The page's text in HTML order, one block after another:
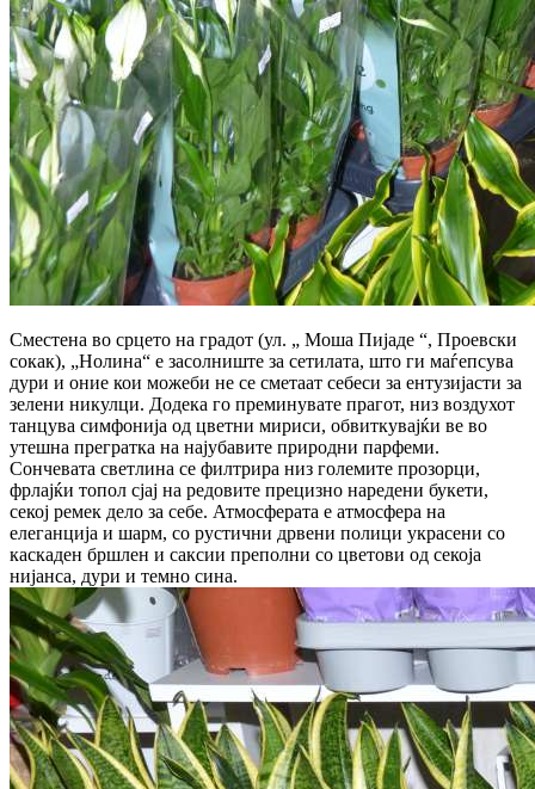
Сместена во срцето на градот (ул. „ Моша Пијаде “, Проевски
сокак), „Нолина“ е засолниште за сетилата, што ги маѓепсува
дури и оние кои можеби не се сметаат себеси за ентузијасти за
зелени никулци. Додека го преминувате прагот, низ воздухот
танцува симфонија од цветни мириси, обвиткувајќи ве во
утешна прегратка на најубавите природни парфеми.
Сончевата светлина се филтрира низ големите прозорци,
фрлајќи топол сјај на редовите прецизно наредени букети,
секој ремек дело за себе. Атмосферата е атмосфера на
елеганција и шарм, со рустични дрвени полици украсени со
каскаден бршлен и саксии преполни со цветови од секоја
нијанса, дури и темно сина.